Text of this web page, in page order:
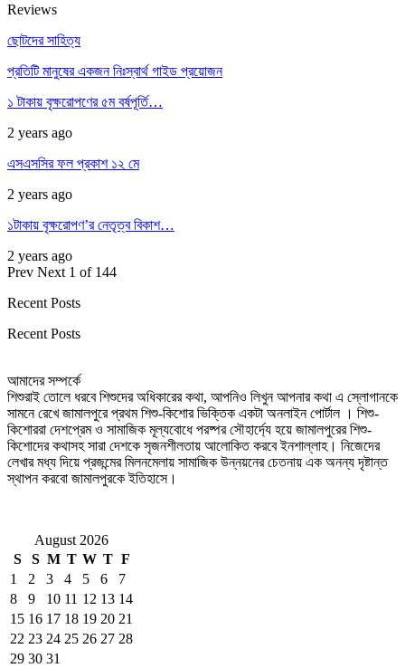
Reviews
ছোটদের সাহিত্য
প্রতিটি মানুষের একজন নিঃস্বার্থ গাইড প্রয়োজন
১ টাকায় বৃক্ষরোপণের ৫ম বর্ষপূর্তি…
2 years ago
এসএসসির ফল প্রকাশ ১২ মে
2 years ago
১টাকায় বৃক্ষরোপণ’র নেতৃত্ব বিকাশ…
2 years ago
Prev Next 1 of 144
Recent Posts
Recent Posts
আমাদের সম্পর্কে
শিশুরাই তোলে ধরবে শিশুদের অধিকারের কথা, আপনিও লিখুন আপনার কথা এ স্লোগানকে
সামনে রেখে জামালপুরে প্রথম শিশু-কিশোর ভিক্তিক একটা অনলাইন পোর্টাল । শিশু-
কিশোররা দেশপ্রেম ও সামাজিক মূল্যবোধে পরষ্পর সৌহার্দ্যে হয়ে জামালপুরের শিশু-
কিশোদের কথাসহ সারা দেশকে সৃজনশীলতায় আলোকিত করবে ইনশাল্লাহ। নিজেদের
লেখার মধ্য দিয়ে প্রজন্মের মিলনমেলায় সামাজিক উন্নয়নের চেতনায় এক অনন্য দৃষ্টান্ত
স্থাপন করবো জামালপুরকে ইতিহাসে।
August 2026
S
S M T W T F
1
2 3 4 5 6
7
8
9 10 11 12 13 14
15 16 17 18 19 20 21
22 23 24 25 26 27 28
29 30 31